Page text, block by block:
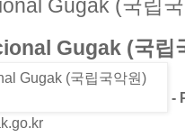
Gugak (국립
Gugak (국립
-